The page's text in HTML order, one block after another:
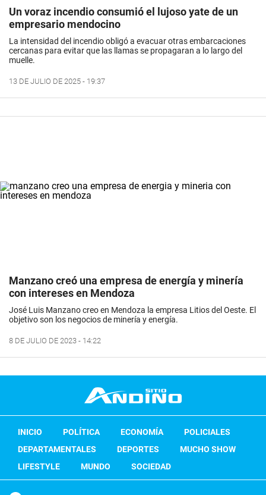
Un voraz incendio consumió el lujoso yate de un
empresario mendocino
La intensidad del incendio obligó a evacuar otras embarcaciones
cercanas para evitar que las llamas se propagaran a lo largo del
muelle.
13 DE JULIO DE 2025 - 19:37
Manzano creó una empresa de energía y minería
con intereses en Mendoza
José Luis Manzano creo en Mendoza la empresa Litios del Oeste. El
objetivo son los negocios de minería y energía.
8 DE JULIO DE 2023 - 14:22
INICIO POLÍTICA ECONOMÍA
POLICIALES
DEPARTAMENTALES
DEPORTES
MUCHO SHOW
LIFESTYLE
MUNDO SOCIEDAD